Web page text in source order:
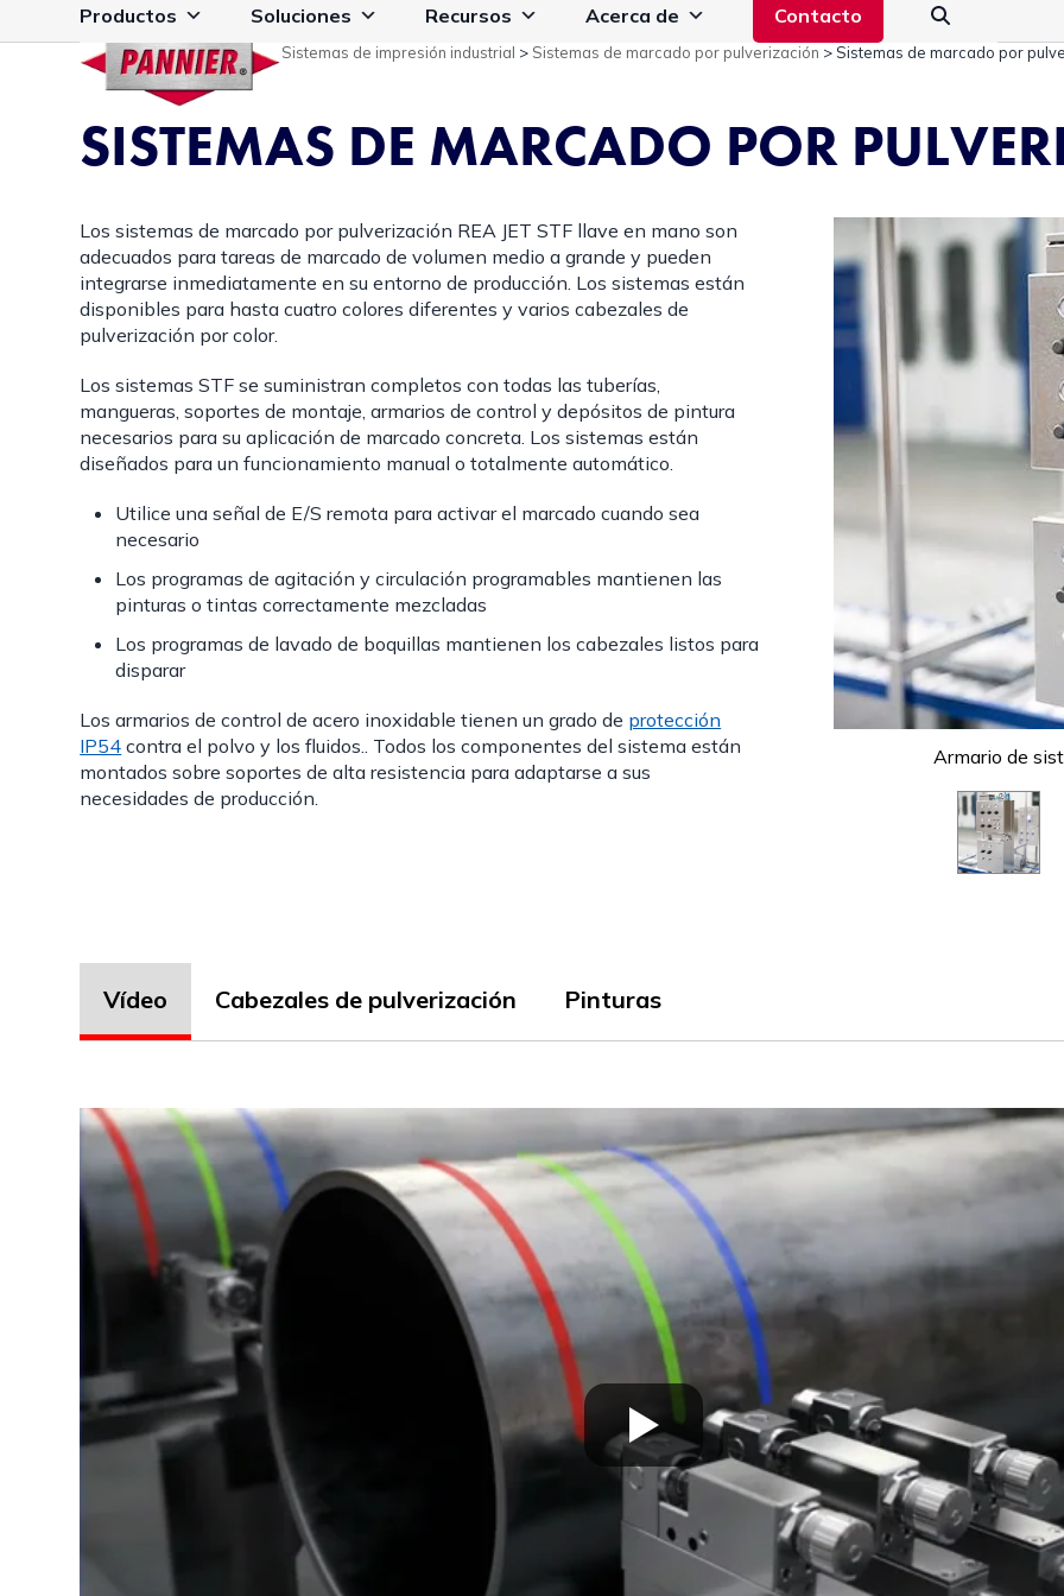
al
contenido
Productos Soluciones Recursos Acerca de Contacto
Sistemas de impresión industrial > Sistemas de marcado por pulverización > Sistemas de marcado por
SISTEMAS DE MARCADO POR
Los sistemas de marcado por pulverización REA JET STF llave en mano son
adecuados para tareas de marcado de volumen medio a grande y pueden
integrarse inmediatamente en su entorno de producción. Los sistemas están
disponibles para hasta cuatro colores diferentes y varios cabezales de
pulverización por color.
Los sistemas STF se suministran completos con todas las tuberías,
mangueras, soportes de montaje, armarios de control y depósitos de pintura
necesarios para su aplicación de marcado concreta. Los sistemas están
diseñados para un funcionamiento manual o totalmente automático.
Utilice una señal de E/S remota para activar el marcado cuando sea
necesario
Los programas de agitación y circulación programables mantienen las
pinturas o tintas correctamente mezcladas
Los programas de lavado de boquillas mantienen los cabezales listos para
disparar
Los armarios de control de acero inoxidable tienen un grado de protección
IP54 contra el polvo y los fluidos.. Todos los componentes del sistema están
montados sobre soportes de alta resistencia para adaptarse a sus
necesidades de producción.
Armario de
Vídeo Cabezales de pulverización Pinturas